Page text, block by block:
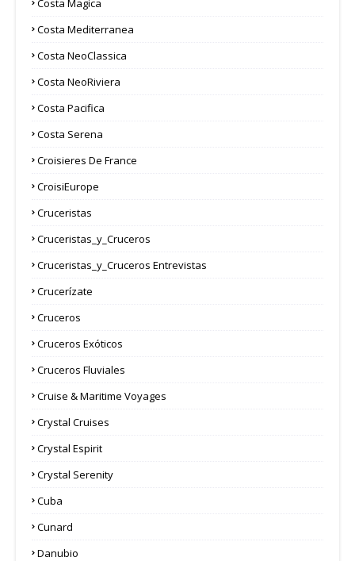
Costa Magica
Costa Mediterranea
Costa NeoClassica
Costa NeoRiviera
Costa Pacifica
Costa Serena
Croisieres De France
CroisiEurope
Cruceristas
Cruceristas_y_Cruceros
Cruceristas_y_Cruceros Entrevistas
Crucerízate
Cruceros
Cruceros Exóticos
Cruceros Fluviales
Cruise & Maritime Voyages
Crystal Cruises
Crystal Espirit
Crystal Serenity
Cuba
Cunard
Danubio